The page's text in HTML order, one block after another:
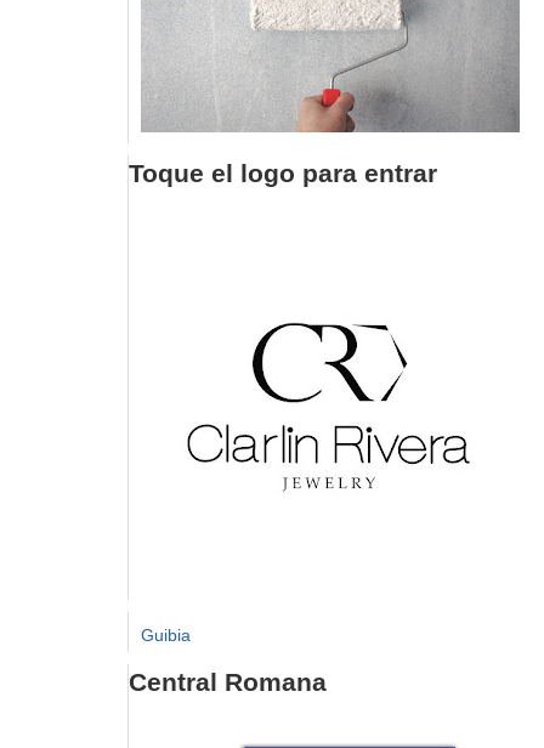
Toque el logo para entrar
Guibia
Central Romana